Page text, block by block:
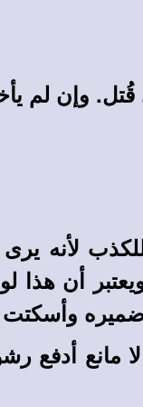
وإن لم
لأنه
أن هذا
وأسكتت
مانع أدفع